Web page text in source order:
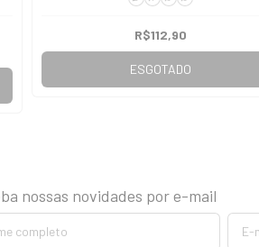
R$112,90
ESGOTADO
nossas novidades por e-mail